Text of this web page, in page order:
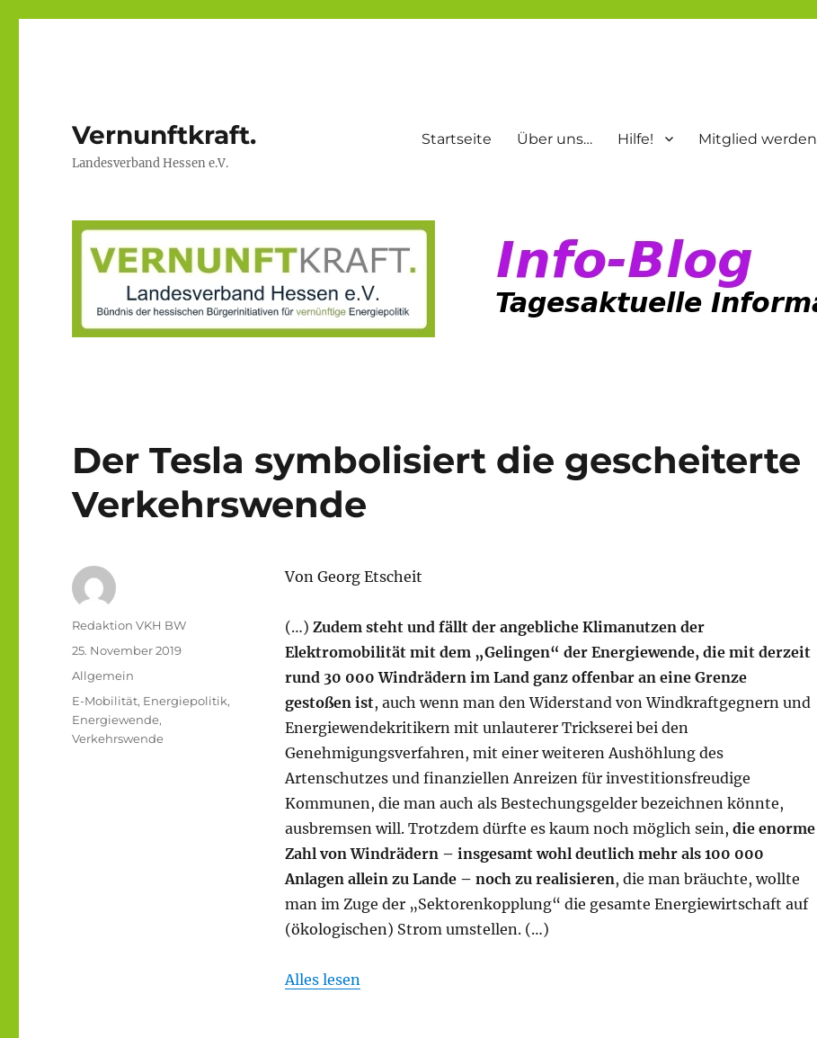
Vernunftkraft.
Landesverband Hessen e.V.
Startseite Über uns… Hilfe! Mitglied werden
Der Tesla symbolisiert die gescheiterte
Verkehrswende
Von Georg Etscheit
(…) Zudem steht und fällt der angebliche Klimanutzen der
Elektromobilität mit dem „Gelingen“ der Energiewende, die mit derzeit
rund 30 000 Windrädern im Land ganz offenbar an eine Grenze
gestoßen ist, auch wenn man den Widerstand von Windkraftgegnern und
Energiewendekritikern mit unlauterer Trickserei bei den
Genehmigungsverfahren, mit einer weiteren Aushöhlung des
Artenschutzes und finanziellen Anreizen für investitionsfreudige
Kommunen, die man auch als Bestechungsgelder bezeichnen könnte,
ausbremsen will. Trotzdem dürfte es kaum noch möglich sein, die enorme
Zahl von Windrädern – insgesamt wohl deutlich mehr als 100 000
Anlagen allein zu Lande – noch zu realisieren, die man bräuchte, wollte
man im Zuge der „Sektorenkopplung“ die gesamte Energiewirtschaft auf
(ökologischen) Strom umstellen. (…)
Alles lesen
Autor
Redaktion VKH BW
Veröffentlicht
am
25. November 2019
Kategorien
Allgemein
Schlagwörter
E-Mobilität, Energiepolitik,
Energiewende,
Verkehrswende